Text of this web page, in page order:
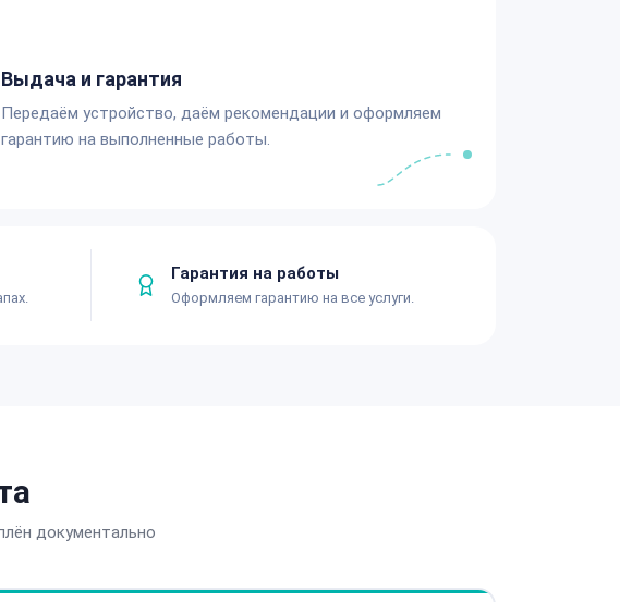
Выдача и гарантия
Передаём устройство, даём рекомендации и оформляем
гарантию на выполненные работы.
Гарантия на работы
Оформляем гарантию на все услуги.
документально